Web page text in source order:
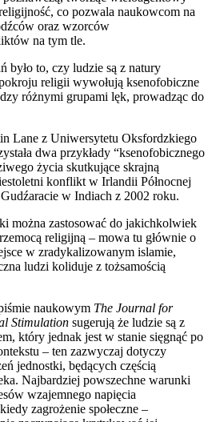
co pozwala naukowcom na
oraz wzorców
na tym tle.
było to, czy ludzie są z natury
religii wywołują ksenofobiczne
różnymi grupami lęk, prowadząc do
Lane z Uniwersytetu Oksfordzkiego
dwa przykłady “ksenofobicznego
życia skutkujące skrajną
konflikt w Irlandii Północnej
w Indiach z 2002 roku.
można zastosować do jakichkolwiek
religijną – mowa tu głównie o
w zradykalizowanym islamie,
ludzi koliduje z tożsamością
naukowym The Journal for
Stimulation sugerują że ludzie są z
który jednak jest w stanie sięgnąć po
– ten zazwyczaj dotyczy
jednostki, będących częścią
Najbardziej powszechne warunki
wzajemnego napięcia
zagrożenie społeczne –